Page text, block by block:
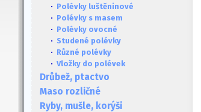
· Polévky luštěninové
· Polévky s masem
· Polévky ovocné
· Studené polévky
· Různé polévky
· Vložky do polévek
Drůbež, ptactvo
Maso rozličné
Ryby, mušle, korýši